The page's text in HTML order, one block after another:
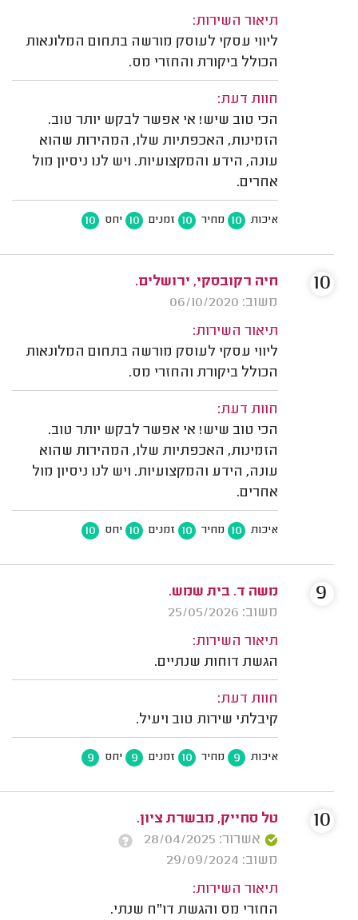
תיאור השירות:
ליווי עסקי לעוסק מורשה בתחום המלונאות
הכולל ביקורת והחזרי מס.
חוות דעת:
הכי טוב שיש! אי אפשר לבקש יותר טוב.
הזמינות, האכפתיות שלו, המהירות שהוא
עונה, הידע והמקצועיות. ויש לנו ניסיון מול
אחרים.
איכות 10 מחיר 10 זמנים 10 יחס 10
חיה רקובסקי, ירושלים.
משוב: 06/10/2020
תיאור השירות:
ליווי עסקי לעוסק מורשה בתחום המלונאות
הכולל ביקורת והחזרי מס.
חוות דעת:
הכי טוב שיש! אי אפשר לבקש יותר טוב.
הזמינות, האכפתיות שלו, המהירות שהוא
עונה, הידע והמקצועיות. ויש לנו ניסיון מול
אחרים.
איכות 10 מחיר 10 זמנים 10 יחס 10
10
משה ד. בית שמש.
משוב: 25/05/2026
תיאור השירות:
הגשת דוחות שנתיים.
חוות דעת:
קיבלתי שירות טוב ויעיל.
איכות 9 מחיר 10 זמנים 9 יחס 9
9
טל סחייק, מבשרת ציון.
אשרור: 28/04/2025
משוב: 29/09/2024
תיאור השירות:
החזרי מס והגשת דו"ח שנתי.
10